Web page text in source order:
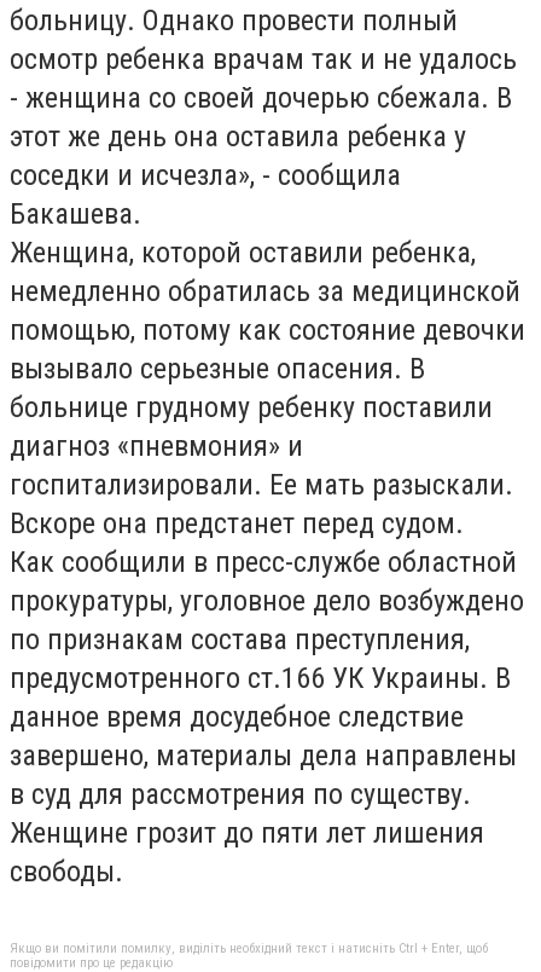
больницу. Однако провести полный
осмотр ребенка врачам так и не удалось
- женщина со своей дочерью сбежала. В
этот же день она оставила ребенка у
соседки и исчезла», - сообщила
Бакашева.
Женщина, которой оставили ребенка,
немедленно обратилась за медицинской
помощью, потому как состояние девочки
вызывало серьезные опасения. В
больнице грудному ребенку поставили
диагноз «пневмония» и
госпитализировали. Ее мать разыскали.
Вскоре она предстанет перед судом.
Как сообщили в пресс-службе областной
прокуратуры, уголовное дело возбуждено
по признакам состава преступления,
предусмотренного ст.166 УК Украины. В
данное время досудебное следствие
завершено, материалы дела направлены
в суд для рассмотрения по существу.
Женщине грозит до пяти лет лишения
свободы.
Якщо ви помітили помилку, виділіть необхідний текст і натисніть Ctrl + Enter, щоб
повідомити про це редакцію